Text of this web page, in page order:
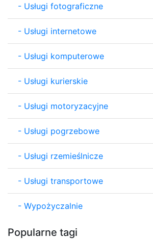
- Usługi fotograficzne
- Usługi internetowe
- Usługi komputerowe
- Usługi kurierskie
- Usługi motoryzacyjne
- Usługi pogrzebowe
- Usługi rzemieślnicze
- Usługi transportowe
- Wypożyczalnie
Popularne tagi